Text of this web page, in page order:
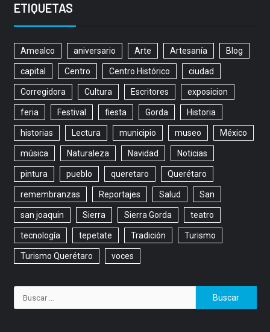
ETIQUETAS
Amealco aniversario Arte Artesanía Blog
capital Centro Centro Histórico ciudad
Corregidora Cultura Escritores exposicion
feria Festival fiesta Gorda Historia
historias Lectura municipio museo México
música Naturaleza Navidad Noticias
pintura pueblo queretaro Querétaro
remembranzas Reportajes Salud San
san joaquin Sierra Sierra Gorda teatro
tecnología tepetate Tradición Turismo
Turismo Querétaro voces